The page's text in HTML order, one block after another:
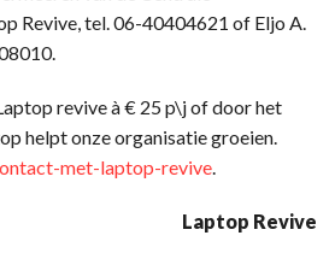
Revive, tel. 06-40404621 of Eljo A.
revive à € 25 p\j of door het
helpt onze organisatie groeien.
met-laptop-revive
Laptop Revive